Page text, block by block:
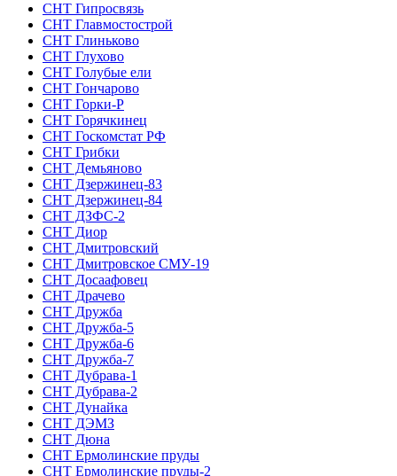
СНТ Гипросвязь
СНТ Главмостострой
СНТ Глиньково
СНТ Глухово
СНТ Голубые ели
СНТ Гончарово
СНТ Горки-Р
СНТ Горячкинец
СНТ Госкомстат РФ
СНТ Грибки
СНТ Демьяново
СНТ Дзержинец-83
СНТ Дзержинец-84
СНТ ДЗФС-2
СНТ Диор
СНТ Дмитровский
СНТ Дмитровское СМУ-19
СНТ Досаафовец
СНТ Драчево
СНТ Дружба
СНТ Дружба-5
СНТ Дружба-6
СНТ Дружба-7
СНТ Дубрава-1
СНТ Дубрава-2
СНТ Дунайка
СНТ ДЭМЗ
СНТ Дюна
СНТ Ермолинские пруды
СНТ Ермолинские пруды-2